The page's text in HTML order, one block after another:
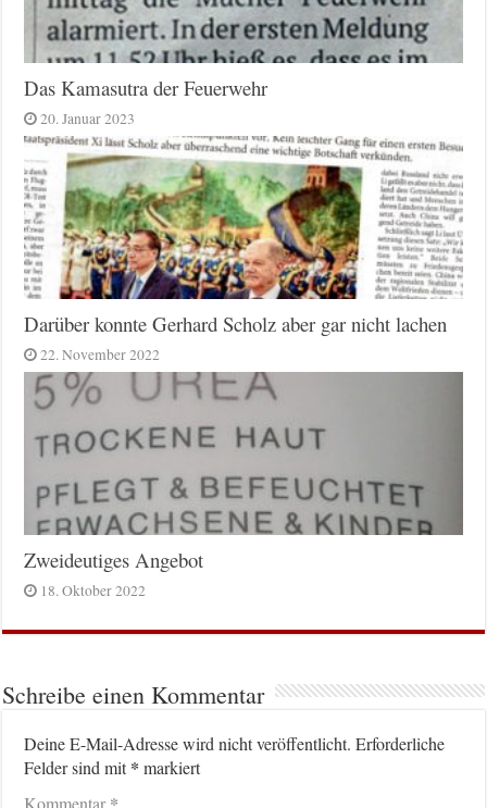
Das Kamasutra der Feuerwehr
20. Januar 2023
Darüber konnte Gerhard Scholz aber gar nicht lachen
22. November 2022
Zweideutiges Angebot
18. Oktober 2022
Schreibe einen Kommentar
Deine E-Mail-Adresse wird nicht veröffentlicht. Erforderliche
Felder sind mit* markiert
Kommentar